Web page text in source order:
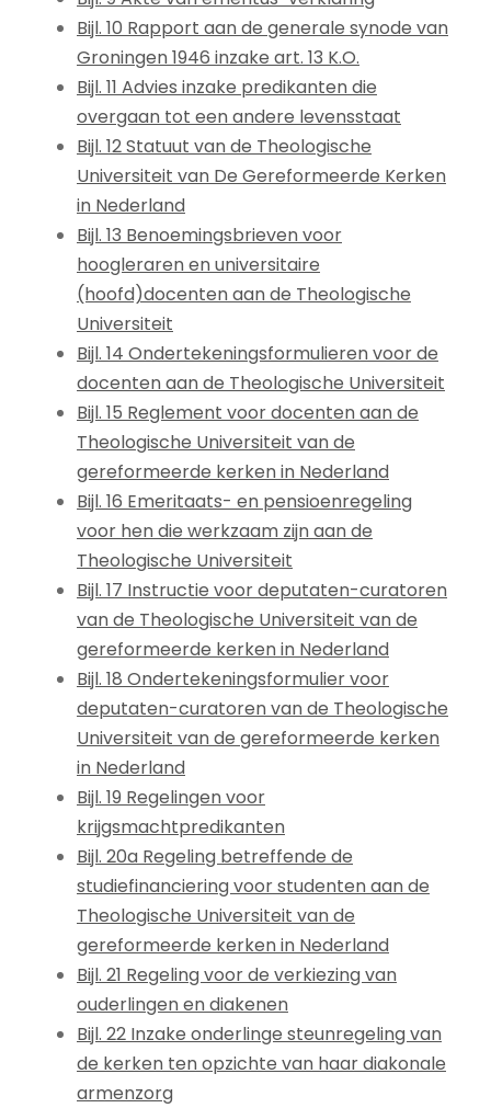
Bijl. 10 Rapport aan de generale synode van
Groningen 1946 inzake art. 13 K.O.
Bijl. 11 Advies inzake predikanten die
overgaan tot een andere levensstaat
Bijl. 12 Statuut van de Theologische
Universiteit van De Gereformeerde Kerken
in Nederland
Bijl. 13 Benoemingsbrieven voor
hoogleraren en universitaire
(hoofd)docenten aan de Theologische
Universiteit
Bijl. 14 Ondertekeningsformulieren voor de
docenten aan de Theologische Universiteit
Bijl. 15 Reglement voor docenten aan de
Theologische Universiteit van de
gereformeerde kerken in Nederland
Bijl. 16 Emeritaats- en pensioenregeling
voor hen die werkzaam zijn aan de
Theologische Universiteit
Bijl. 17 Instructie voor deputaten-curatoren
van de Theologische Universiteit van de
gereformeerde kerken in Nederland
Bijl. 18 Ondertekeningsformulier voor
deputaten-curatoren van de Theologische
Universiteit van de gereformeerde kerken
in Nederland
Bijl. 19 Regelingen voor
krijgsmachtpredikanten
Bijl. 20a Regeling betreffende de
studiefinanciering voor studenten aan de
Theologische Universiteit van de
gereformeerde kerken in Nederland
Bijl. 21 Regeling voor de verkiezing van
ouderlingen en diakenen
Bijl. 22 Inzake onderlinge steunregeling van
de kerken ten opzichte van haar diakonale
armenzorg